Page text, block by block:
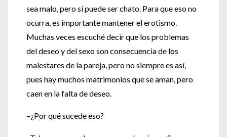
sea malo, pero sí puede ser chato. Para que eso no
ocurra, es importante mantener el erotismo.
Muchas veces escuché decir que los problemas
del deseo y del sexo son consecuencia de los
malestares de la pareja, pero no siempre es así,
pues hay muchos matrimonios que se aman, pero
caen en la falta de deseo.
–¿Por qué sucede eso?